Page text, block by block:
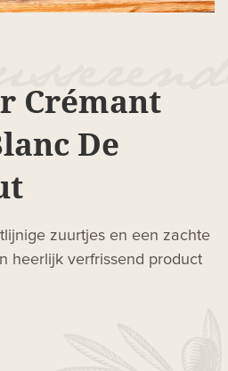
Crémant
De
zuurtjes en een zachte
heerlijk verfrissend product